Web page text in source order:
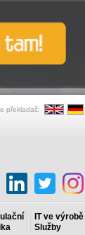
překladač:
IT ve výrobě
Služby